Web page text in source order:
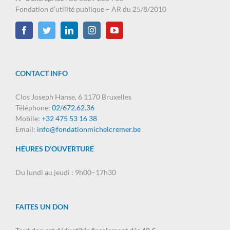
Fondation d’utilité publique – AR du 25/8/2010
CONTACT INFO
Clos Joseph Hanse, 6 1170 Bruxelles
Téléphone: 02/672.62.36
Mobile: +32 475 53 16 38
Email: info@fondationmichelcremer.be
HEURES D’OUVERTURE
Du lundi au jeudi : 9h00–17h30
FAITES UN DON